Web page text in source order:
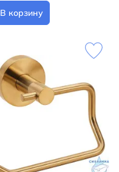
В корзину